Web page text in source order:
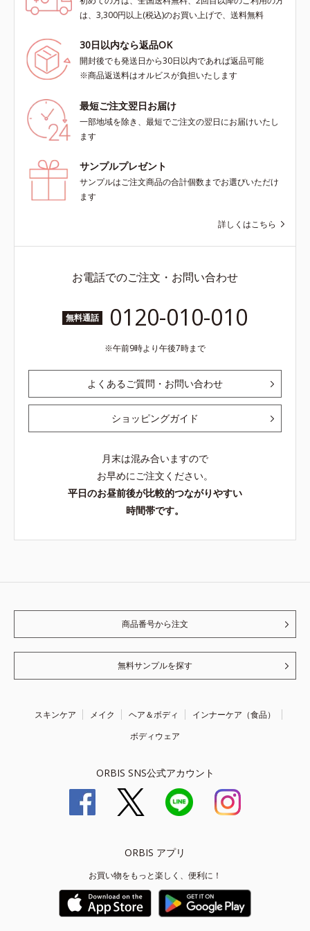
は、3,300円以上(税込)のお買い上げで、送料無料
30日以内なら返品OK
開封後でも発送日から30日以内であれば返品可能
※商品返送料はオルビスが負担いたします
最短ご注文翌日お届け
一部地域を除き、最短でご注文の翌日にお届けいたし
ます
サンプルプレゼント
サンプルはご注文商品の合計個数までお選びいただけ
ます
詳しくはこちら
お電話でのご注文・お問い合わせ
無料通話 0120-010-010
午前9時より午後7時まで
よくあるご質問・お問い合わせ
ショッピングガイド
月末は混み合いますので
お早めにご注文ください。
平日のお昼前後が比較的つながりやすい
時間帯です。
商品番号から注文
無料サンプルを探す
スキンケア メイク ヘア＆ボディ
インナーケア（食品）
ボディウェア
ORBIS SNS公式アカウント
ORBIS アプリ
お買い物をもっと楽しく、便利に！